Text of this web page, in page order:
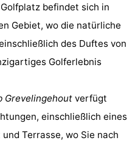
befindet sich in
Gebiet, wo die natürliche
des Duftes von
Golferlebnis
Grevelingehout verfügt
einschließlich eines
Terrasse, wo Sie nach